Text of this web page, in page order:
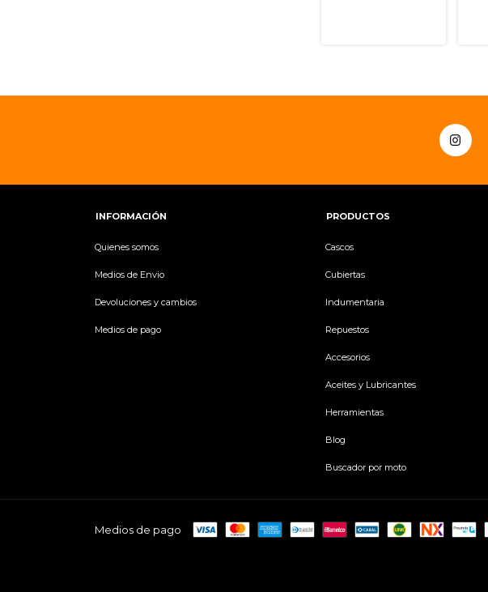
INFORMACIÓN
Quienes somos
Medios de Envio
Devoluciones y cambios
Medios de pago
PRODUCTOS
Cascos
Cubiertas
Indumentaria
Repuestos
Accesorios
Aceites y Lubricantes
Herramientas
Blog
Buscador por moto
Medios de pago